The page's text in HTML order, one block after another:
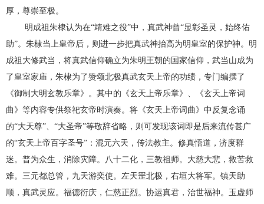
厚，尊崇至极。
明成祖朱棣认为在“靖难之役”中，真武神曾“显彰圣灵，始终佑
助”。朱棣当上皇帝后，则进一步把真武神抬高为明皇室的保护神。明
成祖大修武当，将真武信仰确立为朱明王朝的国家信仰，武当山成为
了皇室家庙，朱棣为了赞颂北极真武玄天上帝的功绩，专门编撰了
《御制大明玄教乐章》。其中的《玄天上帝乐章》、《玄天上帝词
曲》等内容专供祭祀玄帝时演奏。将《玄天上帝词曲》中反复念诵
的“大天尊”、“大圣帝”等敬辞省略，则可发现该词即是后来流传甚广
的“玄天上帝百字圣号”：混元六天，传法教主。修真悟道，济度群
迷。普为众生，消除灾障。八十二化，三教祖师。大慈大悲，救苦救
难。三元都总管，九天游奕使。左天罡北极，右垣大将军。镇天助
顺，真武灵应。福德衍庆，仁慈正烈。协运真君，治世福神。玉虚师